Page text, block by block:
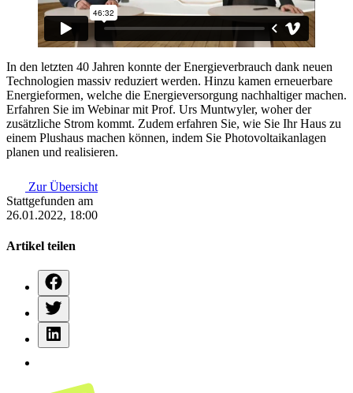
In den letzten 40 Jahren konnte der Energieverbrauch dank neuen
Technologien massiv reduziert werden. Hinzu kamen erneuerbare
Energieformen, welche die Energieversorgung nachhaltiger machen.
Erfahren Sie im Webinar mit Prof. Urs Muntwyler, woher der
zusätzliche Strom kommt. Zudem erfahren Sie, wie Sie Ihr Haus zu
einem Plushaus machen können, indem Sie Photovoltaikanlagen
planen und realisieren.
Zur Übersicht
Stattgefunden am
26.01.2022, 18:00
Artikel teilen